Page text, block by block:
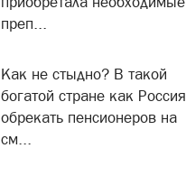
преп...
Как не стыдно? В такой
богатой стране как Россия
обрекать пенсионеров на
см...